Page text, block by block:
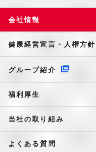
会社情報
健康経営宣言・人権方針
グループ紹介
福利厚生
当社の取り組み
よくある質問